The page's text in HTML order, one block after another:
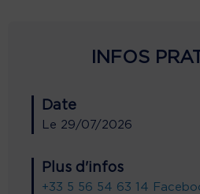
INFOS
Date
Le 29/07/2026
Plus d'infos
+33 5 56 54 63 14